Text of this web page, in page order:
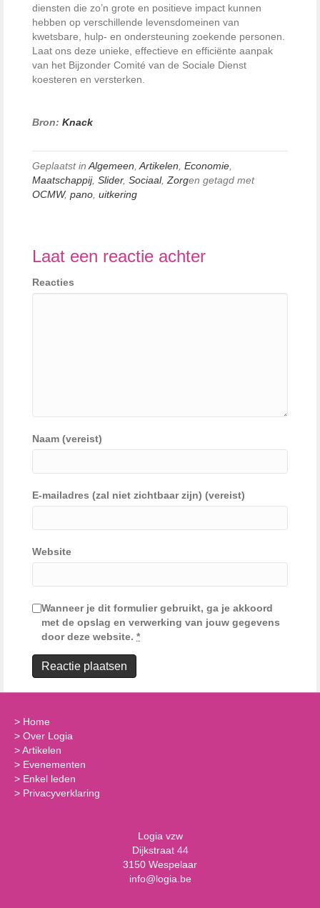
diensten die zo’n grote en positieve impact kunnen
hebben op verschillende levensdomeinen van
kwetsbare, hulp- en ondersteuning zoekende personen.
Laat ons deze unieke, effectieve en efficiënte aanpak
van het Bijzonder Comité van de Sociale Dienst
koesteren en versterken.
Bron: Knack
Geplaatst in Algemeen Artikelen Economie
Maatschappij, Slider, Sociaal, Zorgen getagd met
OCMW, pano uitkering
Laat een reactie achter
Reacties
Naam (vereist)
E-mailadres (zal niet zichtbaar zijn) (vereist)
Website
Wanneer je dit formulier gebruikt, ga je akkoord
met de opslag en verwerking van jouw gegevens
door deze website. *
> Home
> Over Logia
>Artikelen
> Evenementen
> Enkel leden
> Privacyverklaring
Logia vzw
Dijkstraat 44
3150 Wespelaar
info@logia.be